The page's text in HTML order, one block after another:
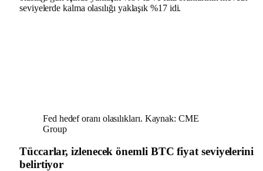
seviyelerde kalma olasılığı yaklaşık %17 idi.
Fed hedef oranı olasılıkları. Kaynak: CME
Group
Tüccarlar, izlenecek önemli BTC fiyat seviyelerini
belirtiyor